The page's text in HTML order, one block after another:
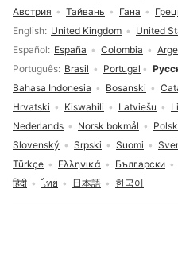
Выбор языка
English United Kingdom United
Español
España Colombia
Português Brasil Portugal
Bahasa Indonesia
Bosanski
Hrvatski
Kiswahili Latviešu
Nederlands
Norsk bokmål
Slovenský
Srpski Suomi
Türkçe
Ελληνικά Български
हिंदी
ไทย 日本語 한국어
Австрия
Тайвань Гана